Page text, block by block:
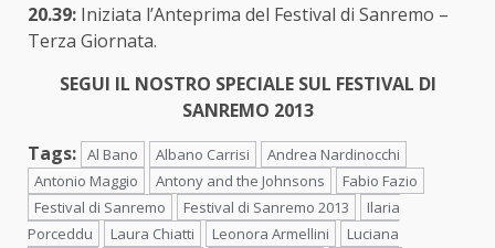
20.39: Iniziata l’Anteprima del Festival di Sanremo –
Terza Giornata.
SEGUI IL NOSTRO SPECIALE SUL FESTIVAL DI
SANREMO 2013
Tags: Al Bano Albano Carrisi
Andrea Nardinocchi
Antonio Maggio
Antony and the Johnsons
Fabio Fazio
Festival di Sanremo
Festival di Sanremo 2013
Ilaria
Porceddu
Laura Chiatti Leonora Armellini
Luciana